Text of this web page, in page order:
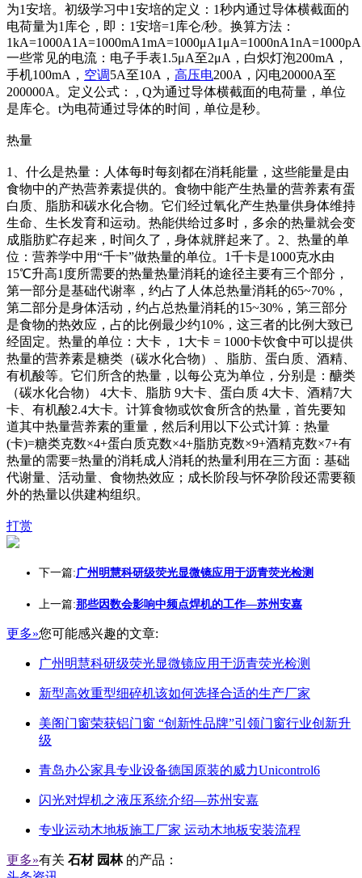
为1安培。初级学习中1安培的定义：1秒内通过导体横截面的
电荷量为1库仑，即：1安培=1库仑/秒。换算方法：
1kA=1000A1A=1000mA1mA=1000μA1μA=1000nA1nA=1000pA
一些常见的电流：电子手表1.5μA至2μA，白炽灯泡200mA，
手机100mA， 空调5A至10A， 高压电200A，闪电20000A至
200000A。定义公式： , Q为通过导体横截面的电荷量，单位
是库仑。t为电荷通过导体的时间，单位是秒。
热量
1、什么是热量：人体每时每刻都在消耗能量，这些能量是由
食物中的产热营养素提供的。食物中能产生热量的营养素有蛋
白质、脂肪和碳水化合物。它们经过氧化产生热量供身体维持
生命、生长发育和运动。热能供给过多时，多余的热量就会变
成脂肪贮存起来，时间久了，身体就胖起来了。2、热量的单
位：营养学中用“千卡”做热量的单位。1千卡是1000克水由
15℃升高1度所需要的热量热量消耗的途径主要有三个部分，
第一部分是基础代谢率，约占了人体总热量消耗的65~70%，
第二部分是身体活动，约占总热量消耗的15~30%，第三部分
是食物的热效应，占的比例最少约10%，这三者的比例大致已
经固定。热量的单位：大卡， 1大卡 = 1000卡饮食中可以提供
热量的营养素是糖类（碳水化合物）、脂肪、蛋白质、酒精、
有机酸等。它们所含的热量，以每公克为单位，分别是：醣类
（碳水化合物） 4大卡、脂肪 9大卡、蛋白质 4大卡、酒精7大
卡、有机酸2.4大卡。计算食物或饮食所含的热量，首先要知
道其中热量营养素的重量，然后利用以下公式计算：热量
(卡)=糖类克数×4+蛋白质克数×4+脂肪克数×9+酒精克数×7+有
热量的需要=热量的消耗成人消耗的热量利用在三方面：基础
代谢量、活动量、食物热效应；成长阶段与怀孕阶段还需要额
外的热量以供建构组织。
打赏
下一篇:广州明慧科研级荧光显微镜应用于沥青荧光检测
上一篇:那些因数会影响中频点焊机的工作—苏州安嘉
更多»您可能感兴趣的文章:
广州明慧科研级荧光显微镜应用于沥青荧光检测
新型高效重型细碎机该如何选择合适的生产厂家
美阁门窗荣获铝门窗 “创新性品牌”引领门窗行业创新升
级
青岛办公家具专业设备德国原装的威力Unicontrol6
闪光对焊机之液压系统介绍—苏州安嘉
专业运动木地板施工厂家 运动木地板安装流程
更多»有关 石材 园林 的产品：